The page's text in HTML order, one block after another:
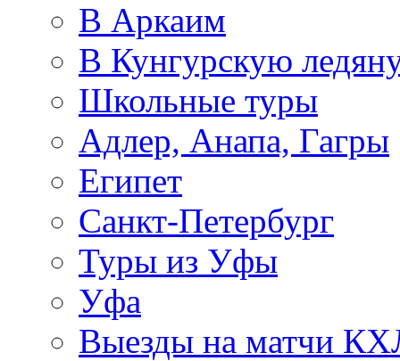
В Аркаим
В Кунгурскую
Школьные туры
Адлер, Анапа, Гагры
Египет
Санкт-Петербург
Туры из Уфы
Уфа
Выезды на матчи